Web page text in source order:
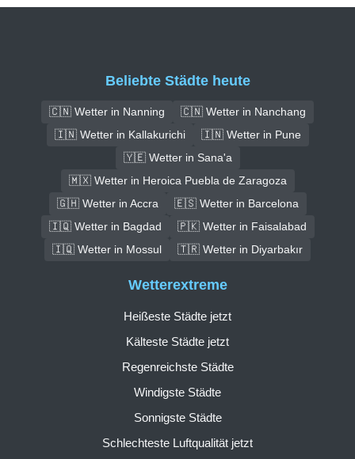
Beliebte Städte heute
🇨🇳 Wetter in Nanning
🇨🇳 Wetter in Nanchang
🇮🇳 Wetter in Kallakurichi
🇮🇳 Wetter in Pune
🇾🇪 Wetter in Sana'a
🇲🇽 Wetter in Heroica Puebla de Zaragoza
🇬🇭 Wetter in Accra
🇪🇸 Wetter in Barcelona
🇮🇶 Wetter in Bagdad
🇵🇰 Wetter in Faisalabad
🇮🇶 Wetter in Mossul
🇹🇷 Wetter in Diyarbakır
Wetterextreme
Heißeste Städte jetzt
Kälteste Städte jetzt
Regenreichste Städte
Windigste Städte
Sonnigste Städte
Schlechteste Luftqualität jetzt